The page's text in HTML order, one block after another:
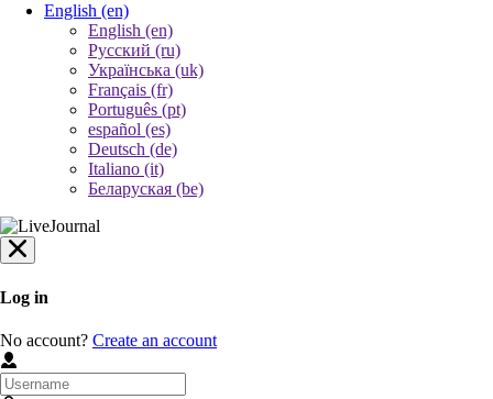
English (en)
English (en)
Русский (ru)
Українська (uk)
Français (fr)
Português (pt)
español (es)
Deutsch (de)
Italiano (it)
Беларуская (be)
Log in
No account? Create an account